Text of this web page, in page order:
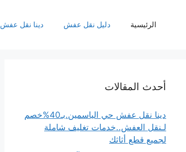
الرئيسية دليل نقل عفش دينا نقل عفش
أحدث المقالات
دينا نقل عفش حي الياسمين.بـ40%خصم
لـنقل العفش..خدمات تغليف شاملة
لجميع قطع أثاثك